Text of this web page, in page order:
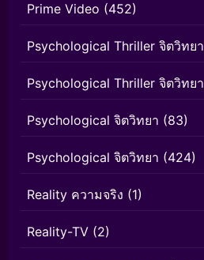
Prime Video (452)
Psychological Thriller จิตวิทยา
Psychological Thriller จิตวิทยา
Psychological จิตวิทยา (83)
Psychological จิตวิทยา (424)
Reality ความจริง (1)
Reality-TV (2)